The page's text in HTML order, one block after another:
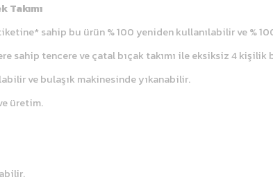
Takımı
sahip bu ürün % 100 yeniden kullanılabilir ve %
sahip tencere ve çatal bıçak takımı ile eksiksiz 4
ve bulaşık makinesinde yıkanabilir.
üretim.